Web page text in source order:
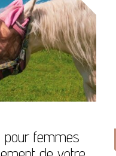
pour femmes